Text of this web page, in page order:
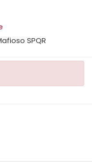
SPQR